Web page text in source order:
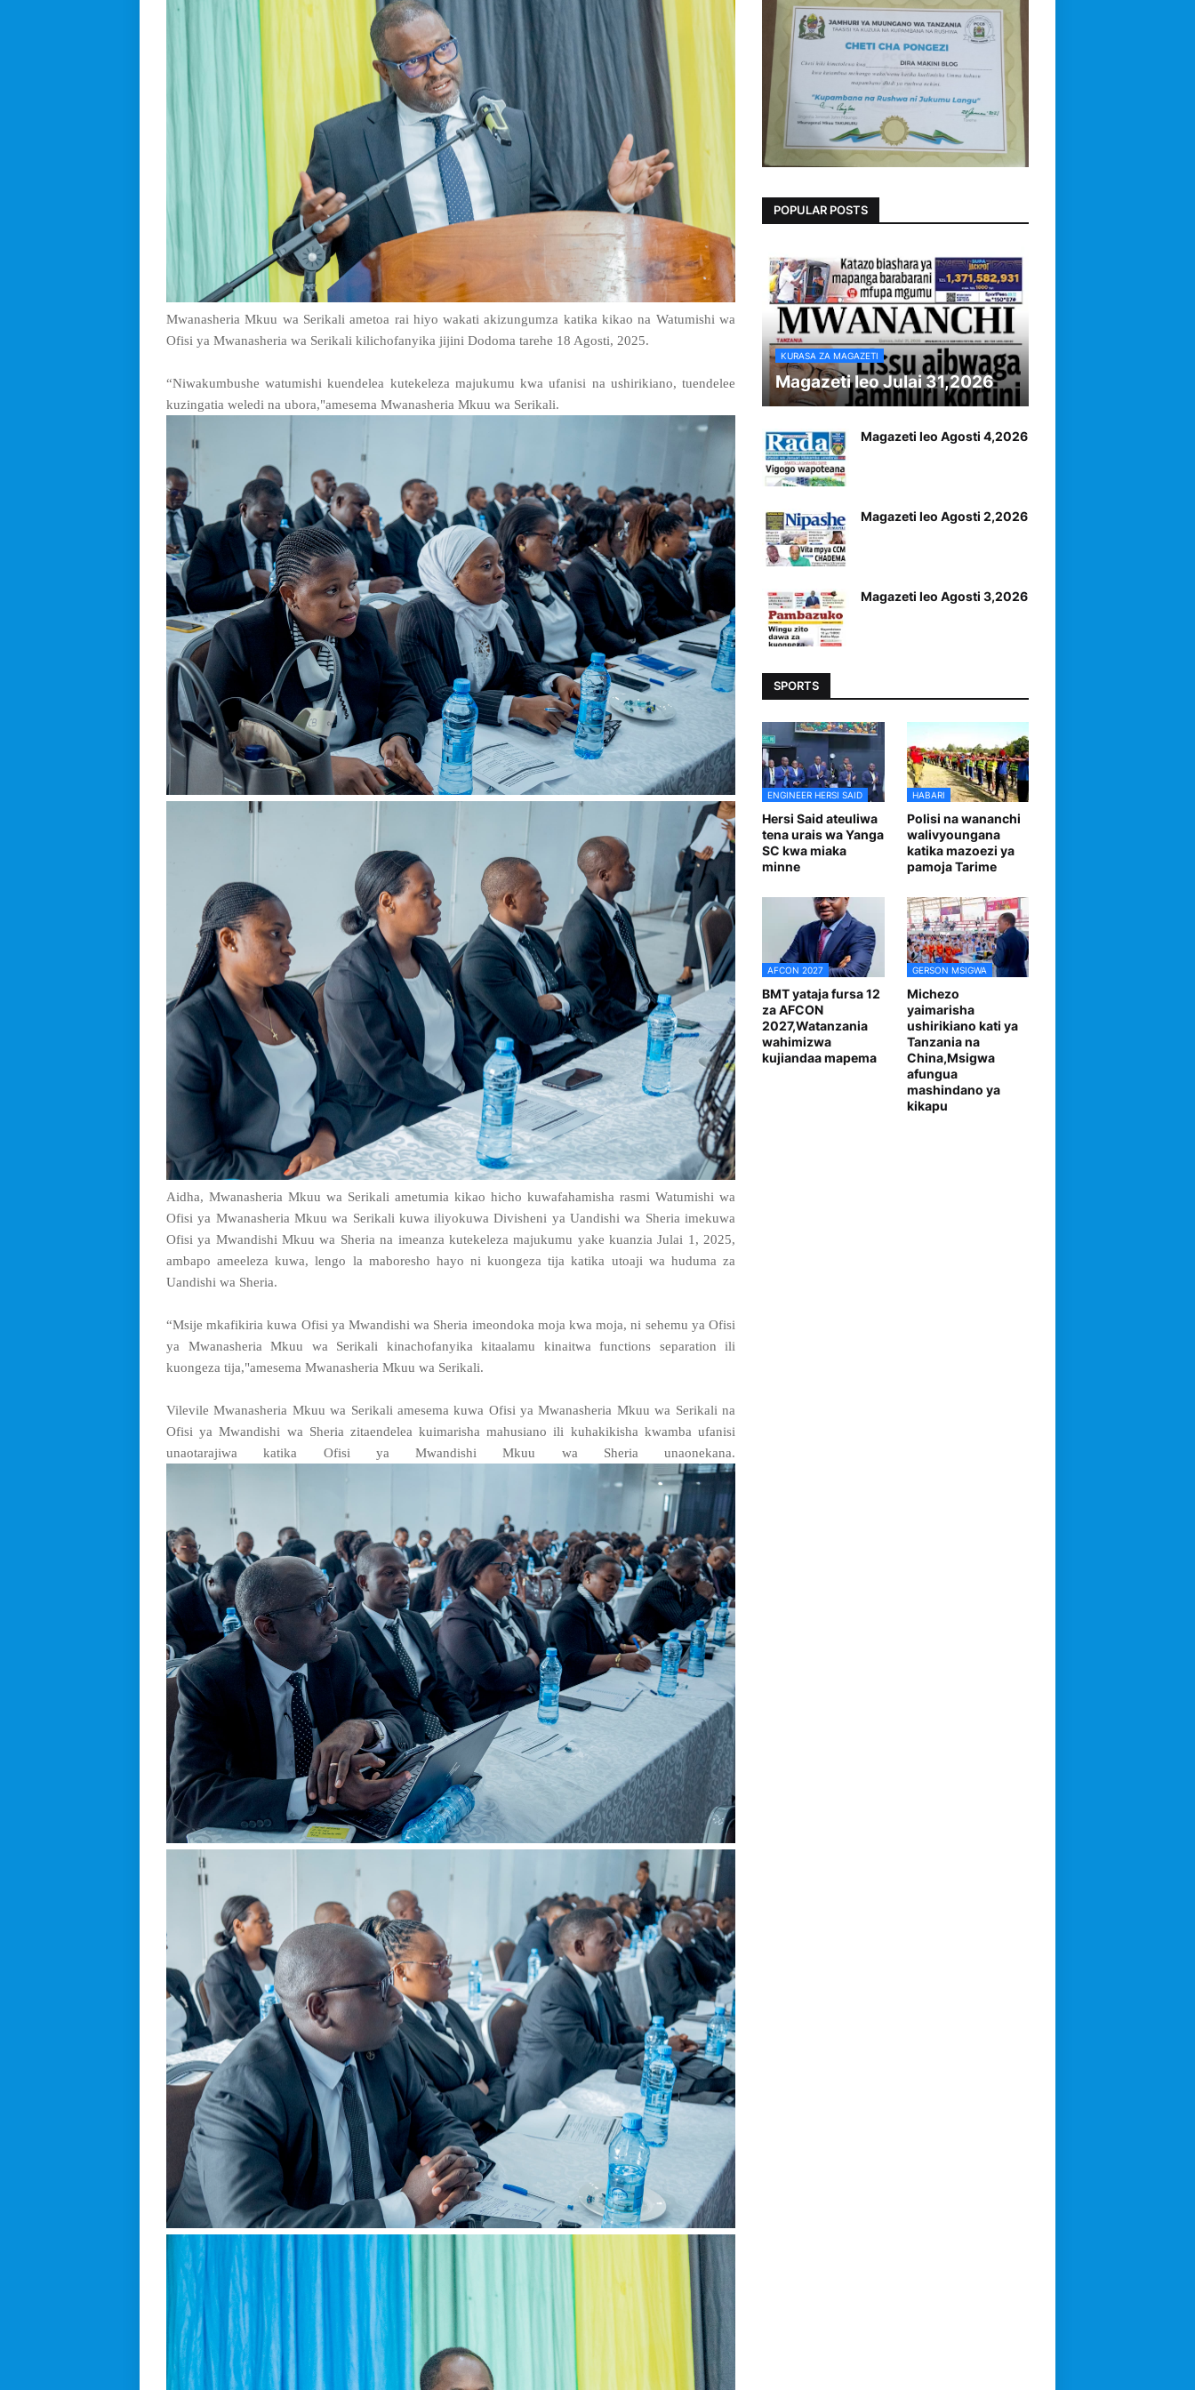
Mwanasheria Mkuu wa Serikali ametoa rai hiyo wakati akizungumza katika kikao na Watumishi wa
Ofisi ya Mwanasheria wa Serikali kilichofanyika jijini Dodoma tarehe 18 Agosti, 2025.
“Niwakumbushe watumishi kuendelea kutekeleza majukumu kwa ufanisi na ushirikiano, tuendelee
kuzingatia weledi na ubora,"amesema Mwanasheria Mkuu wa Serikali.
Aidha, Mwanasheria Mkuu wa Serikali ametumia kikao hicho kuwafahamisha rasmi Watumishi wa
Ofisi ya Mwanasheria Mkuu wa Serikali kuwa iliyokuwa Divisheni ya Uandishi wa Sheria imekuwa
Ofisi ya Mwandishi Mkuu wa Sheria na imeanza kutekeleza majukumu yake kuanzia Julai 1, 2025,
ambapo ameeleza kuwa, lengo la maboresho hayo ni kuongeza tija katika utoaji wa huduma za
Uandishi wa Sheria.
“Msije mkafikiria kuwa Ofisi ya Mwandishi wa Sheria imeondoka moja kwa moja, ni sehemu ya Ofisi
ya Mwanasheria Mkuu wa Serikali kinachofanyika kitaalamu kinaitwa functions separation ili
kuongeza tija,"amesema Mwanasheria Mkuu wa Serikali.
Vilevile Mwanasheria Mkuu wa Serikali amesema kuwa Ofisi ya Mwanasheria Mkuu wa Serikali na
Ofisi ya Mwandishi wa Sheria zitaendelea kuimarisha mahusiano ili kuhakikisha kwamba ufanisi
unaotarajiwa katika Ofisi ya Mwandishi Mkuu wa Sheria unaonekana.
POPULAR POSTS
KURASA ZA MAGAZETI
Magazeti leo Julai 31,2026
Magazeti leo Agosti 4,2026
Magazeti leo Agosti 2,2026
Magazeti leo Agosti 3,2026
SPORTS
ENGINEER HERSI SAID
Hersi Said ateuliwa
tena urais wa Yanga
SC kwa miaka
minne
HABARI
Polisi na wananchi
walivyoungana
katika mazoezi ya
pamoja Tarime
AFCON 2027
BMT yataja fursa 12
za AFCON
2027,Watanzania
wahimizwa
kujiandaa mapema
GERSON MSIGWA
Michezo
yaimarisha
ushirikiano kati ya
Tanzania na
China,Msigwa
afungua
mashindano ya
kikapu